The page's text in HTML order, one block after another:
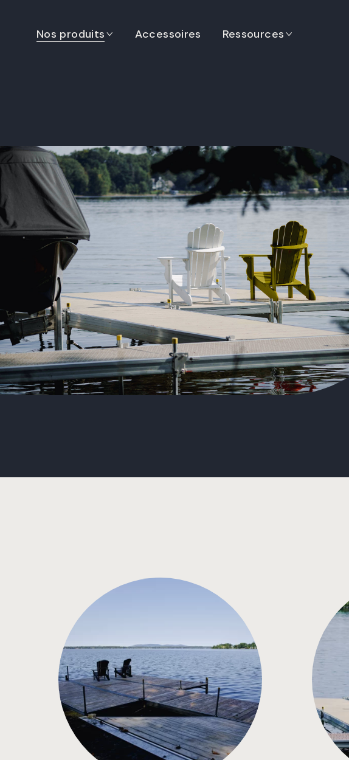
Nos produits Accessoires Ressources